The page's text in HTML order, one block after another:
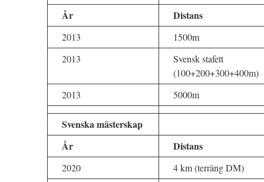
År
Distans
2013
1500m
2013
Svensk stafett
(100+200+300+400m)
2013
5000m
Svenska mästerskap
År
Distans
2020
4 km (terräng DM)